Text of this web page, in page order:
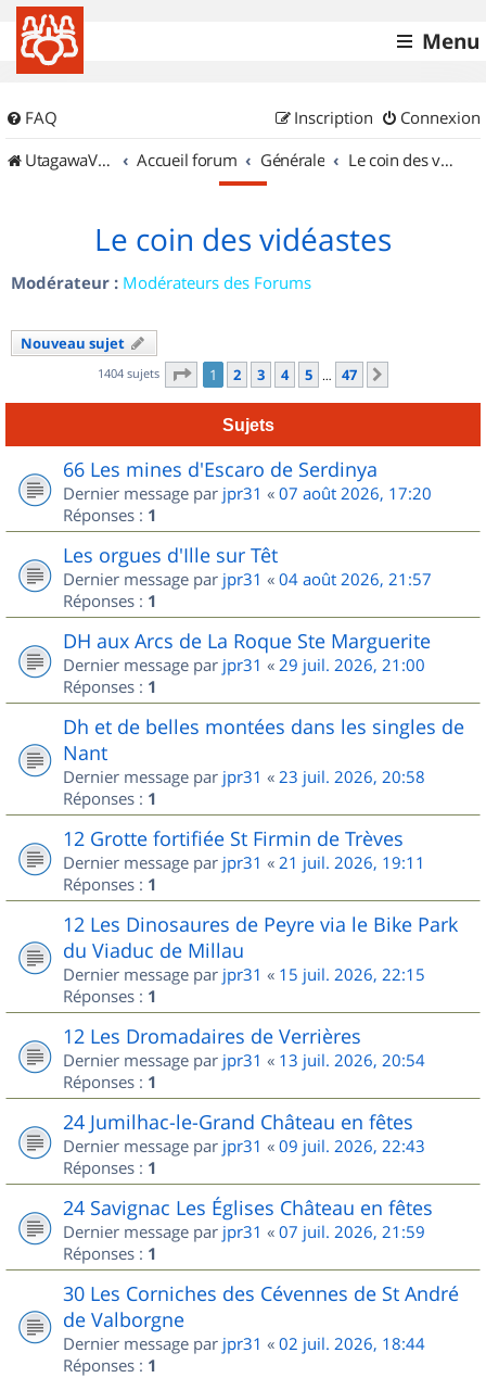
Menu
FAQ Connexion
Inscription
UtagawaVTT (Randos VTT et VTTAE avec traces GPS)
Accueil forum Générale Le coin des vidéastes
Le coin des vidéastes
Modérateur : Modérateurs des Forums
Nouveau sujet
1404 sujets Page 1sur
1 2 3 4 5 … 47
Sujets
66 Les mines d'Escaro de Serdinya
Dernier message par jpr31 « 07 août 2026, 17:20
Réponses : 1
Les orgues d'Ille sur Têt
Dernier message par jpr31 « 04 août 2026, 21:57
Réponses : 1
DH aux Arcs de La Roque Ste Marguerite
Dernier message par jpr31 « 29 juil. 2026, 21:00
Réponses : 1
Dh et de belles montées dans les singles de
Nant
Dernier message par jpr31 « 23 juil. 2026, 20:58
Réponses : 1
12 Grotte fortifiée St Firmin de Trèves
Dernier message par jpr31 « 21 juil. 2026, 19:11
Réponses : 1
12 Les Dinosaures de Peyre via le Bike Park
du Viaduc de Millau
Dernier message par jpr31 « 15 juil. 2026, 22:15
Réponses : 1
12 Les Dromadaires de Verrières
Dernier message par jpr31 « 13 juil. 2026, 20:54
Réponses : 1
24 Jumilhac-le-Grand Château en fêtes
Dernier message par jpr31 « 09 juil. 2026, 22:43
Réponses : 1
24 Savignac Les Églises Château en fêtes
Dernier message par jpr31 « 07 juil. 2026, 21:59
Réponses : 1
30 Les Corniches des Cévennes de St André
de Valborgne
Dernier message par jpr31 « 02 juil. 2026, 18:44
Réponses : 1